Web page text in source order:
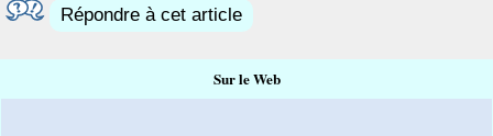
Répondre à cet article
Sur le Web